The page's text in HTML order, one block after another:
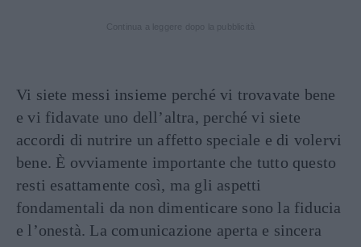
Vi siete messi insieme perché vi trovavate bene
e vi fidavate uno dell’altra, perché vi siete
accordi di nutrire un affetto speciale e di volervi
bene. È ovviamente importante che tutto questo
resti esattamente così, ma gli aspetti
fondamentali da non dimenticare sono la fiducia
e l’onestà. La comunicazione aperta e sincera